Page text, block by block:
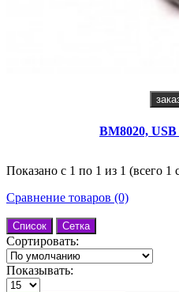
BM8020,
Показано с 1 по 1 из 1 (всего 1
Сравнение товаров (0)
Список Сетка
Сортировать:
Показывать: